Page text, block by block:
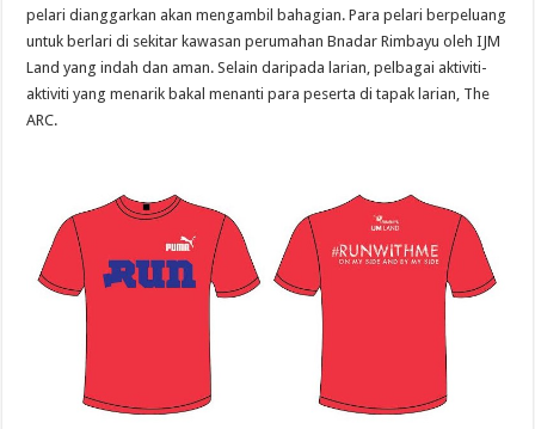
pelari dianggarkan akan mengambil bahagian. Para pelari berpeluang
untuk berlari di sekitar kawasan perumahan Bnadar Rimbayu oleh IJM
Land yang indah dan aman. Selain daripada larian, pelbagai aktiviti-
aktiviti yang menarik bakal menanti para peserta di tapak larian, The
ARC.